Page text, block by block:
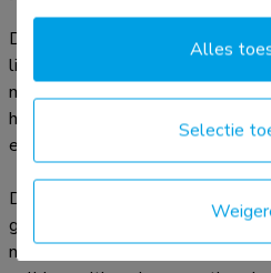
De Neomounts NS-
lichtgewicht zit-sta werkplek met
maximaal draagvermogen van 8
heeft vijf hoogte-instellingen, om
ergonomische werkhouding
Dankzij het platte, lichtgewicht
gemakkelijk worden opgetild en
nodig is. Het stalen frame en de
Selectie
Alles